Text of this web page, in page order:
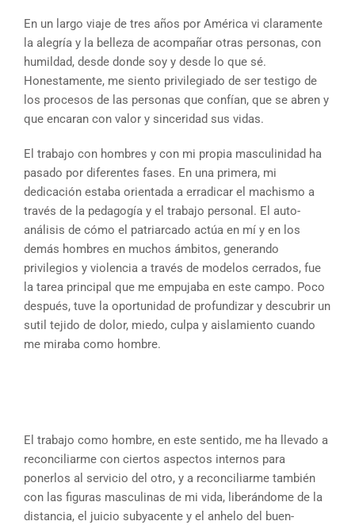
En un largo viaje de tres años por América vi claramente
la alegría y la belleza de acompañar otras personas, con
humildad, desde donde soy y desde lo que sé.
Honestamente, me siento privilegiado de ser testigo de
los procesos de las personas que confían, que se abren y
que encaran con valor y sinceridad sus vidas.
El trabajo con hombres y con mi propia masculinidad ha
pasado por diferentes fases. En una primera, mi
dedicación estaba orientada a erradicar el machismo a
través de la pedagogía y el trabajo personal. El auto-
análisis de cómo el patriarcado actúa en mí y en los
demás hombres en muchos ámbitos, generando
privilegios y violencia a través de modelos cerrados, fue
la tarea principal que me empujaba en este campo. Poco
después, tuve la oportunidad de profundizar y descubrir un
sutil tejido de dolor, miedo, culpa y aislamiento cuando
me miraba como hombre.
El trabajo como hombre, en este sentido, me ha llevado a
reconciliarme con ciertos aspectos internos para
ponerlos al servicio del otro, y a reconciliarme también
con las figuras masculinas de mi vida, liberándome de la
distancia, el juicio subyacente y el anhelo del buen-